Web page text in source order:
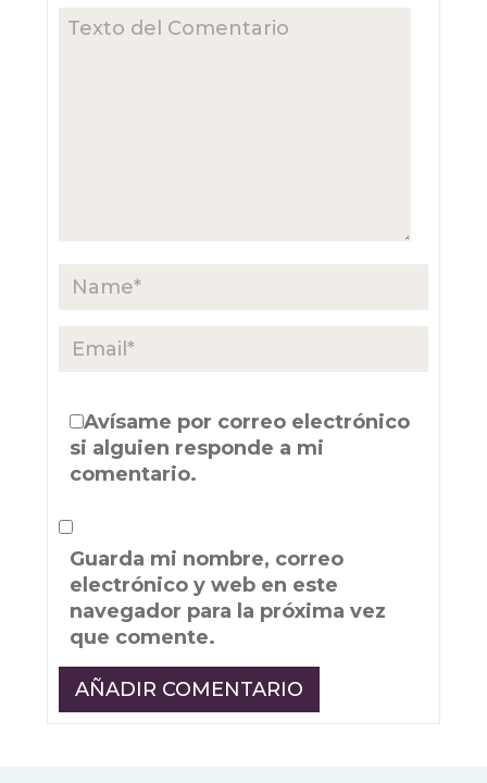
Avísame por correo electrónico
si alguien responde a mi
comentario.
Guarda mi nombre, correo
electrónico y web en este
navegador para la próxima vez
que comente.